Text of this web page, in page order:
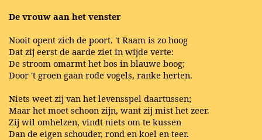
De vrouw aan het venster
Nooit opent zich de poort. 't Raam is zo hoog
Dat zij eerst de aarde ziet in wijde verte:
De stroom omarmt het bos in blauwe boog;
Door 't groen gaan rode vogels, ranke herten.
Niets weet zij van het levensspel daartussen;
Maar het moet schoon zijn, want zij mist het zeer.
Zij wil omhelzen, vindt niets om te kussen
Dan de eigen schouder, rond en koel en teer.